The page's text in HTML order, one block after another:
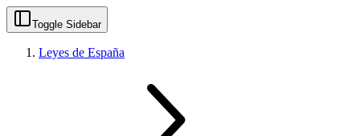
Toggle Sidebar
Leyes de España